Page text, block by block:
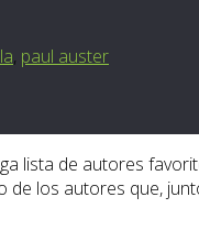
, paul auster
lista de autores
los autores que,